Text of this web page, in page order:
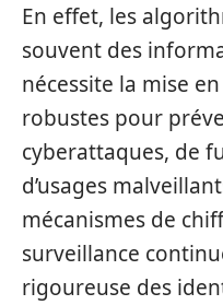
En effet, les
souvent des
nécessite la mise
robustes pour
cyberattaques, de
d’usages
mécanismes de
surveillance
rigoureuse des